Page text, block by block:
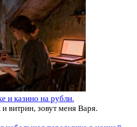
и казино на рубли.
витрин, зовут меня Варя.